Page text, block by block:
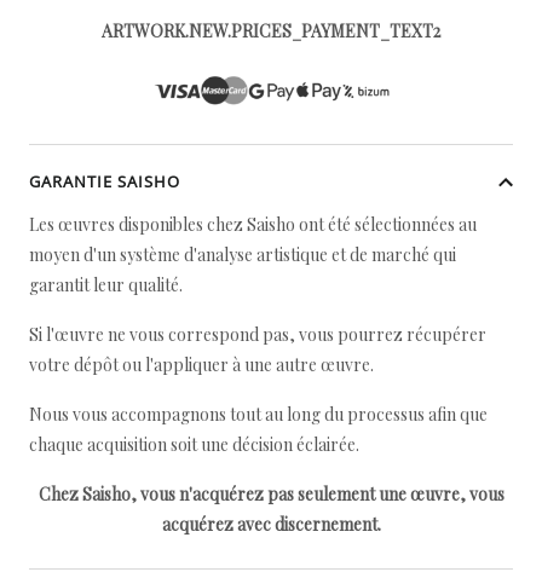
ARTWORK.NEW.PRICES_PAYMENT_TEXT2
GARANTIE SAISHO
Les œuvres disponibles chez Saisho ont été sélectionnées au
moyen d'un système d'analyse artistique et de marché qui
garantit leur qualité.
Si l'œuvre ne vous correspond pas, vous pourrez récupérer
votre dépôt ou l'appliquer à une autre œuvre.
Nous vous accompagnons tout au long du processus afin que
chaque acquisition soit une décision éclairée.
Chez Saisho, vous n'acquérez pas seulement une œuvre, vous
acquérez avec discernement.